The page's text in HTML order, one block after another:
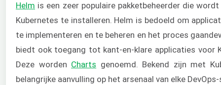
Helm is een zeer populaire pakketbeheerder die
Kubernetes te installeren. Helm is bedoeld om
te implementeren en te beheren en het proces
biedt ook toegang tot kant-en-klare applicaties voor
Deze worden Charts genoemd. Bekend zijn met
belangrijke aanvulling op het arsenaal van elke